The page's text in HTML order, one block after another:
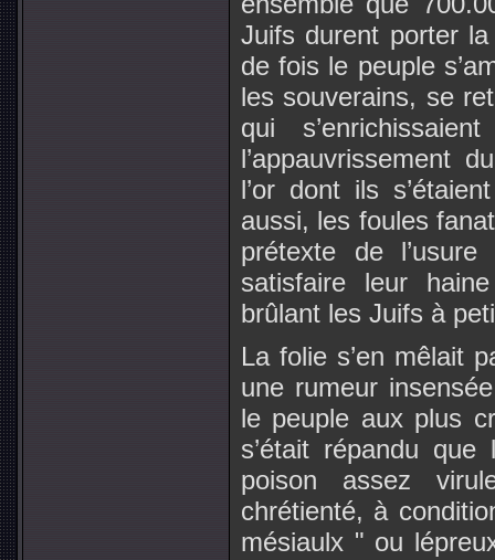
Juifs durent porter
de fois le peuple
les souverains, se
qui
l’appauvrissement
l’or dont ils
aussi, les foules
prétexte de
satisfaire leur
brûlant les Juifs à
La folie s’en mêlait
une rumeur
le peuple aux plus
s’était répandu
poison assez
chrétienté, à
mésiaulx " ou